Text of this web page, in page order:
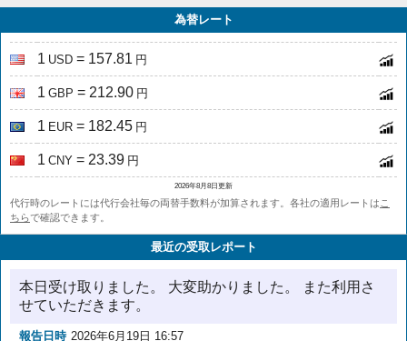
為替レート
1 USD = 157.81 円
1 GBP = 212.90 円
1 EUR = 182.45 円
1 CNY = 23.39 円
2026年8月8日更新
代行時のレートには代行会社毎の両替手数料が加算されます。各社の適用レートは こ
ちらで確認できます。
最近の受取レポート
本日受け取りました。 大変助かりました。 また利用さ
せていただきます。
報告日時 2026年6月19日 16:57